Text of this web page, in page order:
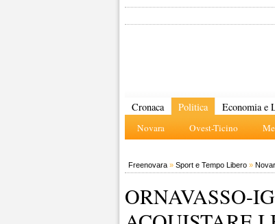
Cronaca Politica
Novara Ovest-Ticino
Economia e
Freenovara » Sport e Tempo Libero »
ORNAVASSO-